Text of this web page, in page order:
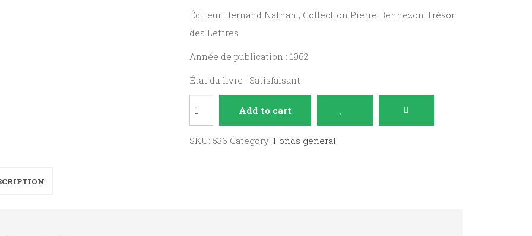
Éditeur : fernand Nathan ; Collection Pierre Bennezon Trésor
des Lettres
Année de publication : 1962
État du livre : Satisfaisant
siècle
Add to cart
SKU: 536 Category: Fonds général